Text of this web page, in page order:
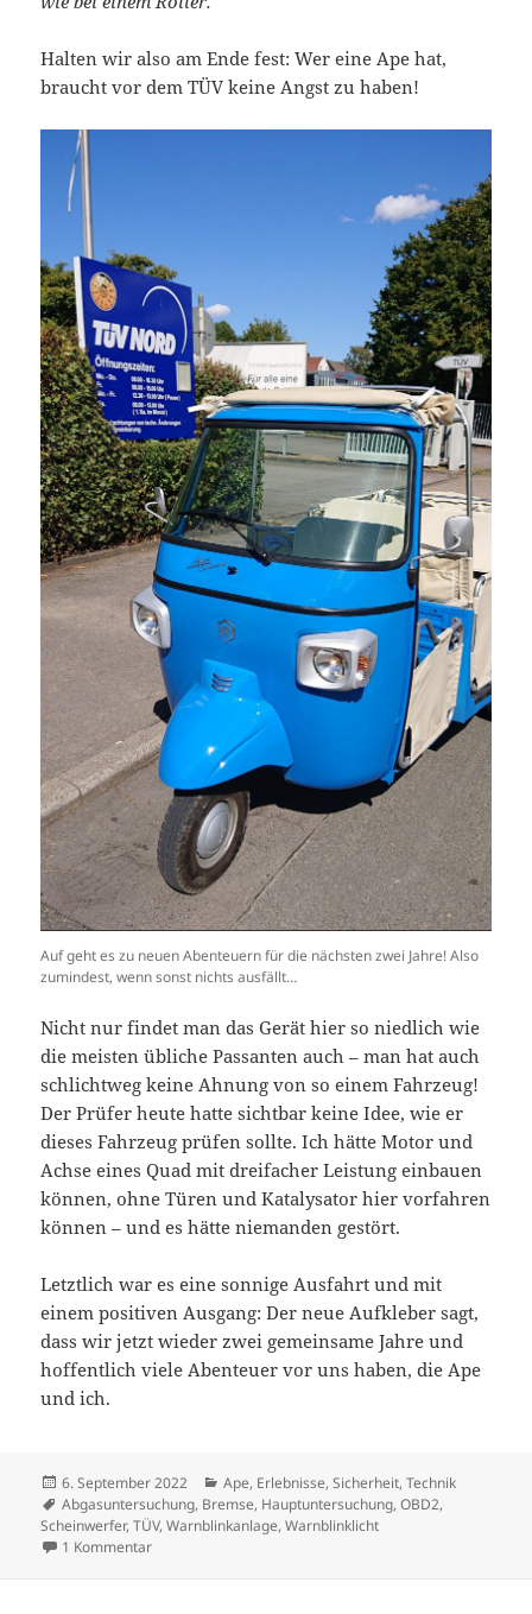
Halten wir also am Ende fest: Wer eine Ape hat,
braucht vor dem TÜV keine Angst zu haben!
Auf geht es zu neuen Abenteuern für die nächsten zwei Jahre! Also
zumindest, wenn sonst nichts ausfällt…
Nicht nur findet man das Gerät hier so niedlich wie
die meisten übliche Passanten auch – man hat auch
schlichtweg keine Ahnung von so einem Fahrzeug!
Der Prüfer heute hatte sichtbar keine Idee, wie er
dieses Fahrzeug prüfen sollte. Ich hätte Motor und
Achse eines Quad mit dreifacher Leistung einbauen
können, ohne Türen und Katalysator hier vorfahren
können – und es hätte niemanden gestört.
Letztlich war es eine sonnige Ausfahrt und mit
einem positiven Ausgang: Der neue Aufkleber sagt,
dass wir jetzt wieder zwei gemeinsame Jahre und
hoffentlich viele Abenteuer vor uns haben, die Ape
und ich.
Veröffentlicht
am
6. September 2022 Kategorien
Ape, Erlebnisse,Sicherheit,Technik
Schlagwörter
Abgasuntersuchung, Bremse, Hauptuntersuchung,OBD2,
Scheinwerfer,TÜV,Warnblinkanlage,Warnblinklicht
1 Kommentarzu Töff!